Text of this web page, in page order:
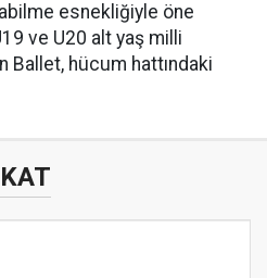
esnekliğiyle öne
ve U20 alt yaş milli
Ballet, hücum hattındaki